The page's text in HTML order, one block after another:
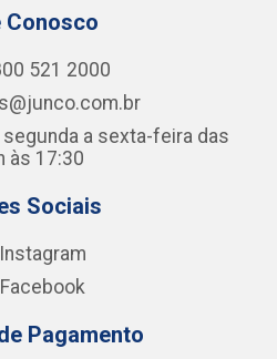
Conosco
521 2000
a sexta-feira das
às 17:30
Sociais
Instagram
Facebook
Pagamento